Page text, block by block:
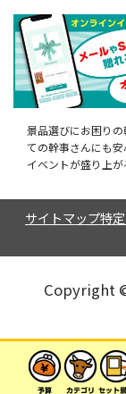
景品選びにお困り
ての幹事さんにも安
イベントが盛り上が
サイトマップ特
Copyright